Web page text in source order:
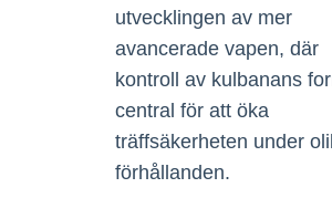
utvecklingen av mer
avancerade vapen, där
kontroll av kulbanans
central för att öka
träffsäkerheten under
förhållanden.